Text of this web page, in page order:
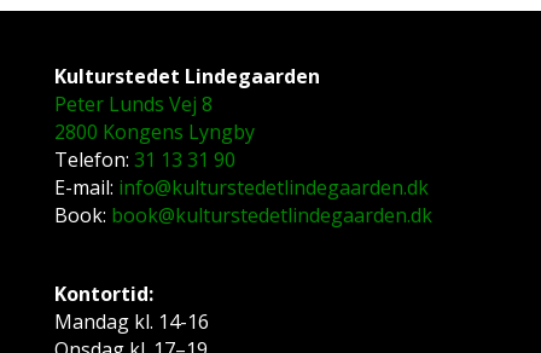
Kulturstedet Lindegaarden
Peter Lunds Vej 8
2800 Kongens Lyngby
Telefon: 31 13 31 90
E-mail: info@kulturstedetlindegaarden.dk
Book: book@kulturstedetlindegaarden.dk
Kontortid:
Mandag kl. 14-16